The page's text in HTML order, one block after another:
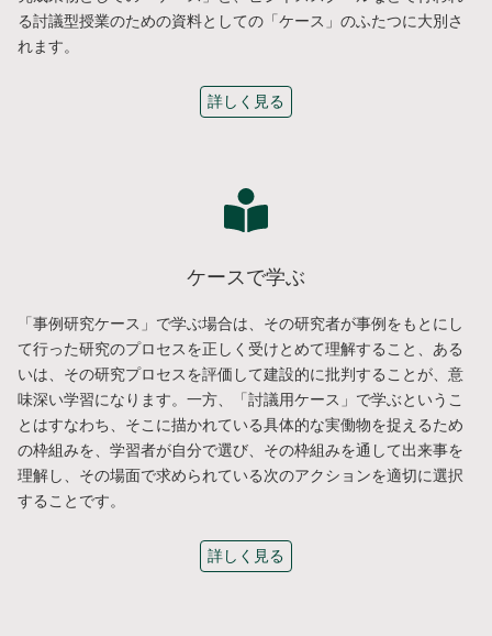
る討議型授業のための資料としての「ケース」のふたつに大別さ
れます。
詳しく見る
ケースで学ぶ
「事例研究ケース」で学ぶ場合は、その研究者が事例をもとにし
て行った研究のプロセスを正しく受けとめて理解すること、ある
いは、その研究プロセスを評価して建設的に批判することが、意
味深い学習になります。一方、「討議用ケース」で学ぶというこ
とはすなわち、そこに描かれている具体的な実働物を捉えるため
の枠組みを、学習者が自分で選び、その枠組みを通して出来事を
理解し、その場面で求められている次のアクションを適切に選択
することです。
詳しく見る